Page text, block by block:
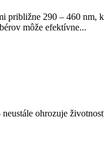
290 – 460 nm,
môže efektívne...
ohrozuje